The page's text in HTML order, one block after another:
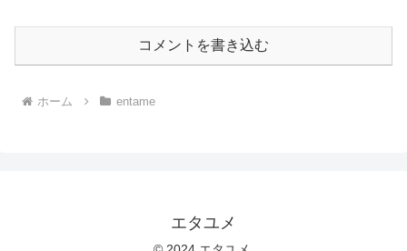
コメントを書き込む
ホーム entame
エタユメ